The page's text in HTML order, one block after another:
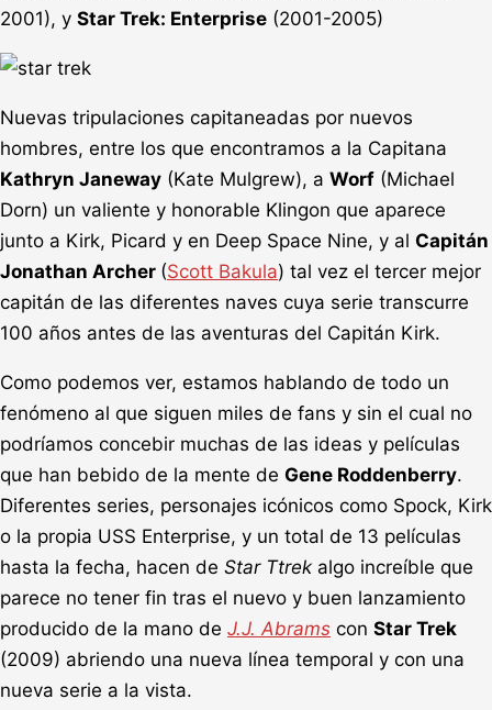
2001), y Star Trek: Enterprise (2001-2005)
Nuevas tripulaciones capitaneadas por nuevos
hombres, entre los que encontramos a la Capitana
Kathryn Janeway (Kate Mulgrew), a Worf (Michael
Dorn) un valiente y honorable Klingon que aparece
junto a Kirk, Picard y en Deep Space Nine, y al Capitán
Jonathan Archer (Scott Bakula) tal vez el tercer mejor
capitán de las diferentes naves cuya serie transcurre
100 años antes de las aventuras del Capitán Kirk.
Como podemos ver, estamos hablando de todo un
fenómeno al que siguen miles de fans y sin el cual no
podríamos concebir muchas de las ideas y películas
que han bebido de la mente de Gene Roddenberry.
Diferentes series, personajes icónicos como Spock, Kirk
o la propia USS Enterprise, y un total de 13 películas
hasta la fecha, hacen de Star Ttrek algo increíble que
parece no tener fin tras el nuevo y buen lanzamiento
producido de la mano de J.J. Abrams con Star Trek
(2009) abriendo una nueva línea temporal y con una
nueva serie a la vista.